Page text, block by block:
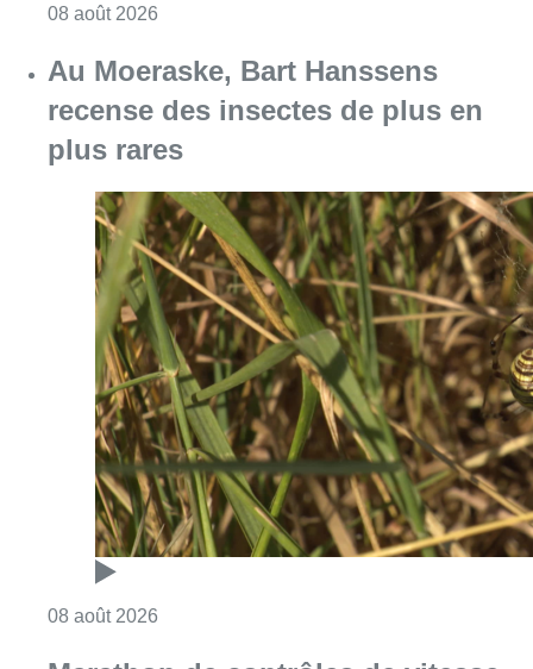
08 août 2026
Au Moeraske, Bart Hanssens
recense des insectes de plus en
plus rares
08 août 2026